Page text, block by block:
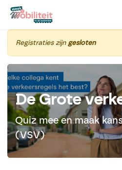
Overslaan naar inhoud
Registraties zijngesloten
De Grote
Quiz mee en maak
(VSV)